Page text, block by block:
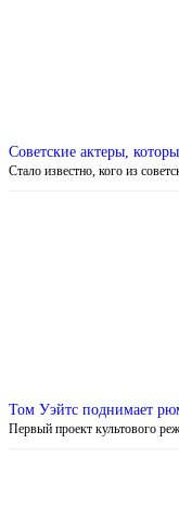
Советские актеры,
Стало известно, кого из
Том Уэйтс поднимает
Первый проект культового